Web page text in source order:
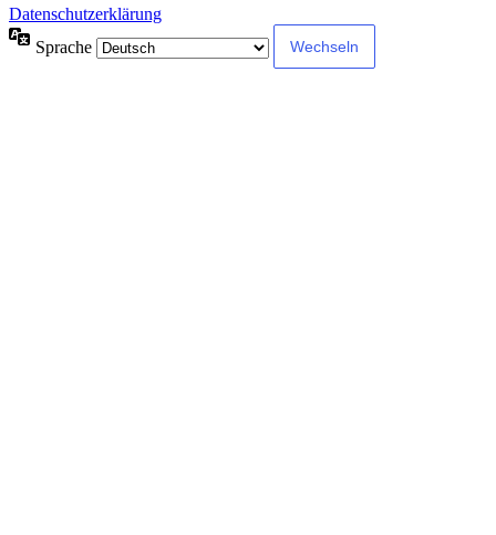
Datenschutzerklärung
Sprache